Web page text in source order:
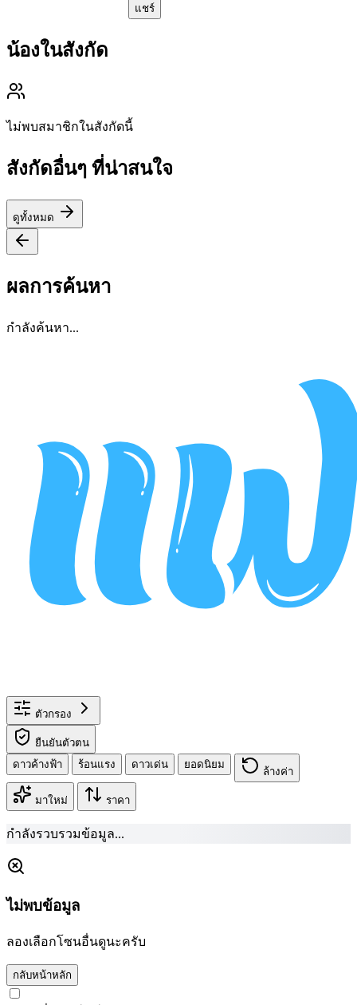
แชร์
น้องในสังกัด
ไม่พบสมาชิกในสังกัดนี้
สังกัดอื่นๆ ที่น่าสนใจ
ดูทั้งหมด
ผลการค้นหา
กำลังค้นหา...
ตัวกรอง
ยืนยันตัวตน
ดาวค้างฟ้า
ร้อนแรง ดาวเด่น ยอดนิยม
ล้างค่า
มาใหม่ ราคา
กำลังรวบรวมข้อมูล...
ไม่พบข้อมูล
ลองเลือกโซนอื่นดูนะครับ
กลับหน้าหลัก